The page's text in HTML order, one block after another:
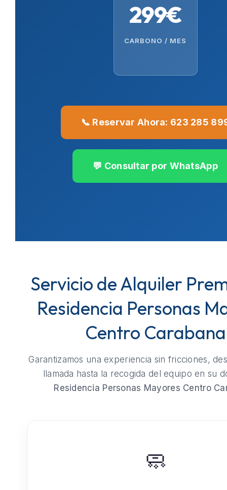
299€
CARBONO / MES
📞 Reservar Ahora: 623 285
💬 Consultar por WhatsApp
Servicio de Alquiler
Residencia Personas
Centro Carabana
Garantizamos una experiencia sin fricciones,
llamada hasta la recogida del equipo en su
Residencia Personas Mayores Centro
🧼